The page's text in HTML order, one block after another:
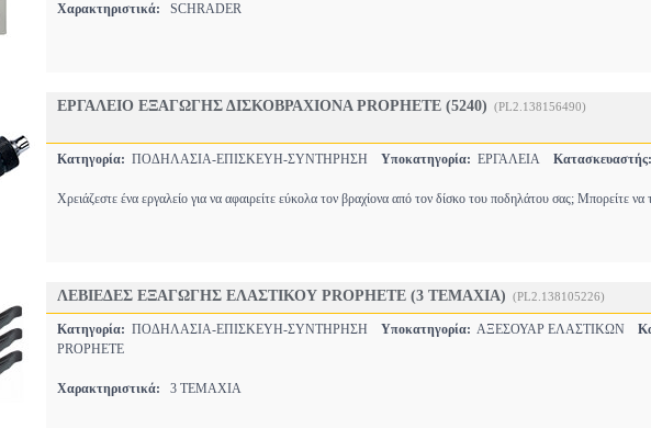
Χαρακτηριστικά: SCHRADER
ΕΡΓΑΛΕΙΟ ΕΞΑΓΩΓΗΣ ΔΙΣΚΟΒΡΑΧΙΟΝΑ PROPHETE (5240) (PL2.138156490)
Κατηγορία: ΠΟΔΗΛΑΣΙΑ-ΕΠΙΣΚΕΥΗ-ΣΥΝΤΗΡΗΣΗ Υποκατηγορία: ΕΡΓΑΛΕΙΑ Κατασκευαστής:
Χρειάζεστε ένα εργαλείο για να αφαιρείτε εύκολα τον βραχίονα από τον δίσκο του ποδηλάτου σας; Μπορείτε να
ΛΕΒΙΕΔΕΣ ΕΞΑΓΩΓΗΣ ΕΛΑΣΤΙΚΟΥ PROPHETE (3 ΤΕΜΑΧΙΑ) (PL2.138105226)
Κατηγορία: ΠΟΔΗΛΑΣΙΑ-ΕΠΙΣΚΕΥΗ-ΣΥΝΤΗΡΗΣΗ Υποκατηγορία: ΑΞΕΣΟΥΑΡ ΕΛΑΣΤΙΚΩΝ
PROPHETE
Χαρακτηριστικά: 3 ΤΕΜΑΧΙΑ